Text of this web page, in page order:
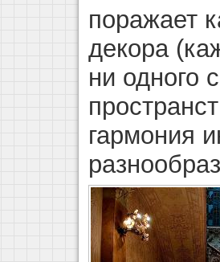
поражает
декора
ни одного
гармония